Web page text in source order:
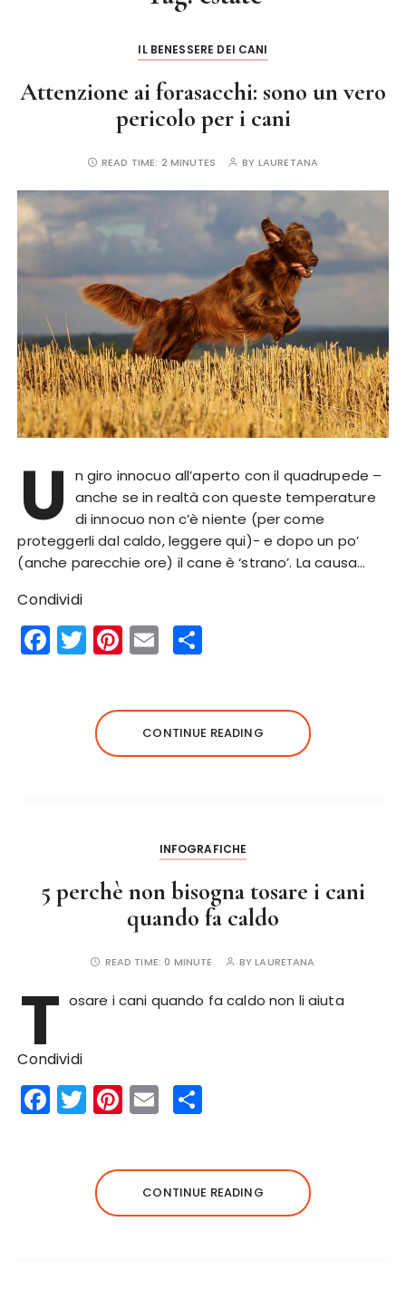
IL BENESSERE DEI CANI
Attenzione ai forasacchi: sono un vero
pericolo per i cani
READ TIME: 2 MINUTES BY LAURETANA
U
n giro innocuo all’aperto con il quadrupede –
anche se in realtà con queste temperature
di innocuo non c’è niente (per come
proteggerli dal caldo, leggere qui)- e dopo un po’
(anche parecchie ore) il cane è ‘strano’. La causa…
Condividi
F
a
T
w
te
r
Pi
n
re
st
E
m
l re
CONTINUE READING
INFOGRAFICHE
5 perchè non bisogna tosare i cani
quando fa caldo
READ TIME: 0 MINUTE BYLAURETANA
T osare i cani quando fa caldo non li aiuta
Condividi
F
a
T
w
te
r
Pi
n
re
st
E
m
l re
CONTINUE READING